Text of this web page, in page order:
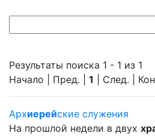
Результаты поиска 1 - 1 из 1
Начало | Пред. | 1 | След. |
Архиерейские служения
На прошлой недели в двух